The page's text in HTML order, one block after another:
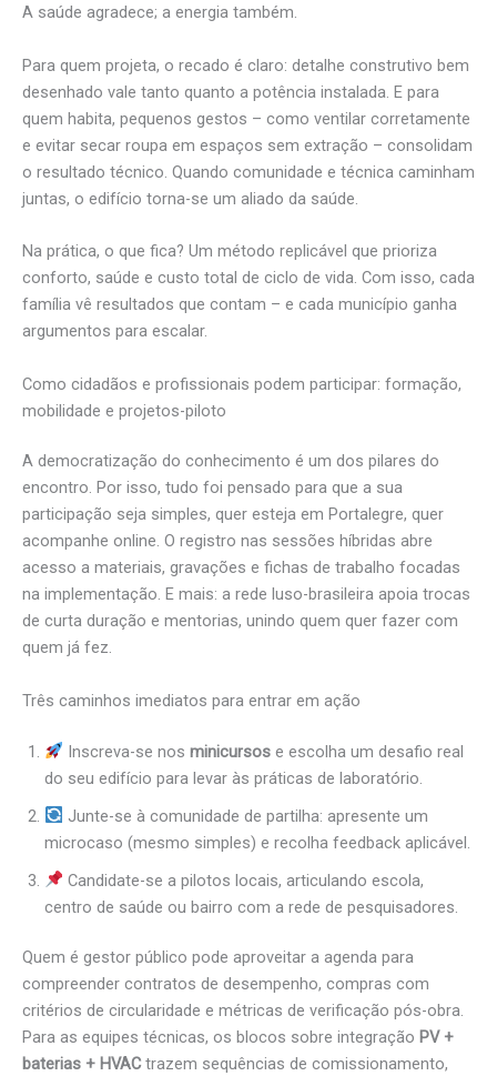
A saúde agradece; a energia também.
Para quem projeta, o recado é claro: detalhe construtivo bem
desenhado vale tanto quanto a potência instalada. E para
quem habita, pequenos gestos – como ventilar corretamente
e evitar secar roupa em espaços sem extração – consolidam
o resultado técnico. Quando comunidade e técnica caminham
juntas, o edifício torna-se um aliado da saúde.
Na prática, o que fica? Um método replicável que prioriza
conforto, saúde e custo total de ciclo de vida. Com isso, cada
família vê resultados que contam – e cada município ganha
argumentos para escalar.
Como cidadãos e profissionais podem participar: formação,
mobilidade e projetos-piloto
A democratização do conhecimento é um dos pilares do
encontro. Por isso, tudo foi pensado para que a sua
participação seja simples, quer esteja em Portalegre, quer
acompanhe online. O registro nas sessões híbridas abre
acesso a materiais, gravações e fichas de trabalho focadas
na implementação. E mais: a rede luso-brasileira apoia trocas
de curta duração e mentorias, unindo quem quer fazer com
quem já fez.
Três caminhos imediatos para entrar em ação
Inscreva-se nos minicursose escolha um desafio real
do seu edifício para levar às práticas de laboratório.
Junte-se à comunidade de partilha: apresente um
microcaso (mesmo simples) e recolha feedback aplicável.
Candidate-se a pilotos locais, articulando escola,
centro de saúde ou bairro com a rede de pesquisadores.
Quem é gestor público pode aproveitar a agenda para
compreender contratos de desempenho, compras com
critérios de circularidade e métricas de verificação pós-obra.
Para as equipes técnicas, os blocos sobre integração PV +
baterias + HVAC trazem sequências de comissionamento,